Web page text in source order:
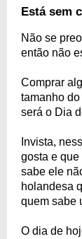
Está sem
Não se
então não
Comprar
tamanho do
será o Dia
Invista,
gosta e que
sabe ele
holandesa
quem sabe
O dia de